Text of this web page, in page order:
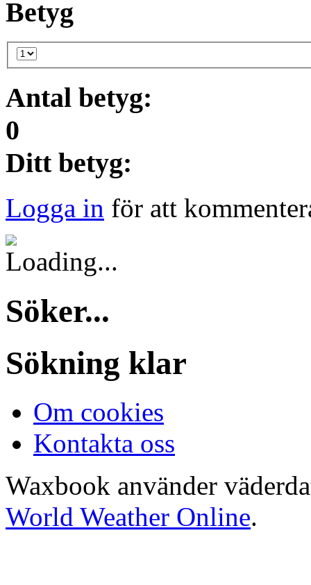
Betyg
Antal betyg:
0
Ditt betyg:
Logga in för att
Söker...
Sökning klar
Om cookies
Kontakta oss
Waxbook använder
World Weather Online.